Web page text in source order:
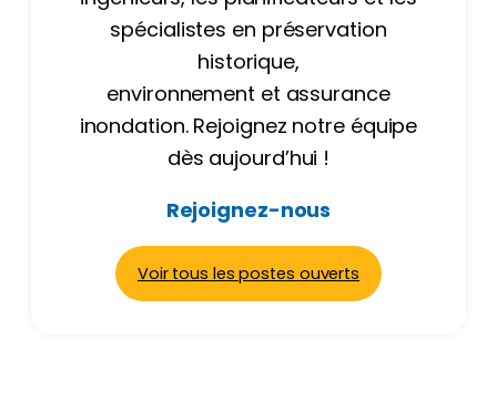
spécialistes en préservation
historique,
environnement et assurance
inondation. Rejoignez notre équipe
dès aujourd’hui !
Rejoignez-nous
Voir tous les postes ouverts